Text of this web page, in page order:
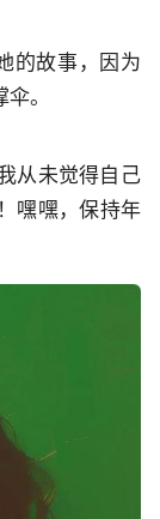
的故事，因为
。
从未觉得自己
嘿嘿，保持年